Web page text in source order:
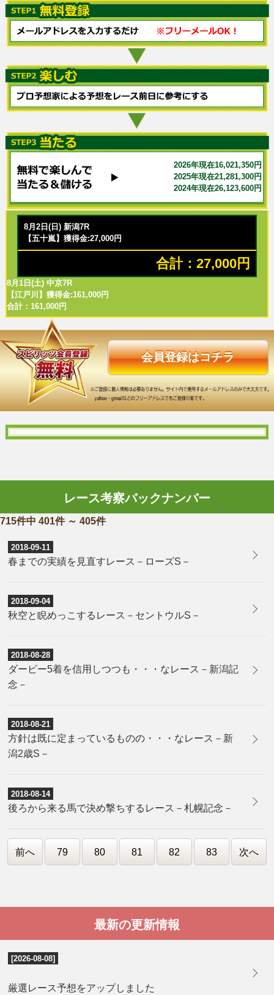
2026年現在16,021,350円
2025年現在21,281,300円
2024年現在26,123,600円
8月2日(日) 新潟7R
【五十嵐】獲得金:27,000円
合計：27,000円
8月1日(土) 中京7R
【江戸川】獲得金:161,000円
合計：161,000円
会員登録はコチラ
レース考察バックナンバー
715件中 401件 ～ 405件
2018-09-11
春までの実績を見直すレース－ローズS－
2018-09-04
秋空と睨めっこするレース－セントウルS－
2018-08-28
ダービー5着を信用しつつも・・・なレース－新潟記
念－
2018-08-21
方針は既に定まっているものの・・・なレース－新
潟2歳S－
2018-08-14
後ろから来る馬で決め撃ちするレース－札幌記念－
前へ 79 80 81 82 83 次へ
最新の更新情報
[2026-08-08]
厳選レース予想をアップしました